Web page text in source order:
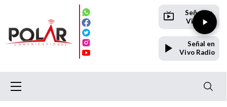
Señal en
Vivo TV
Señal en
Vivo Radio